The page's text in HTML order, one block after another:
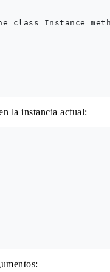
Instance
la instancia actual: